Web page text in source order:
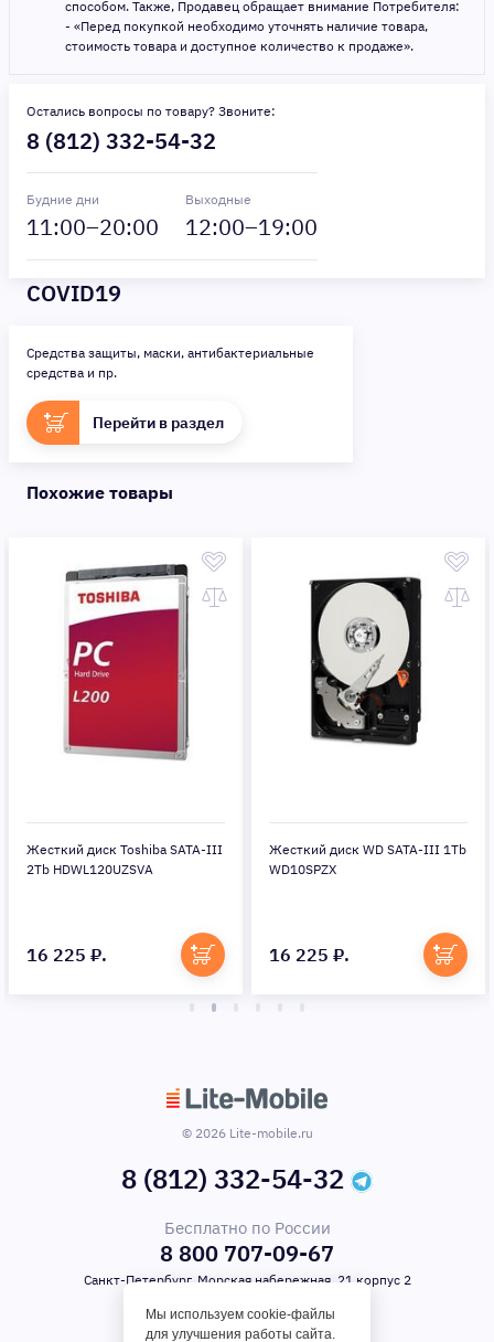
способом. Также, Продавец обращает внимание Потребителя:
- «Перед покупкой необходимо уточнять наличие товара,
стоимость товара и доступное количество к продаже».
Остались вопросы по товару? Звоните:
8 (812) 332-54-32
Будние дни
11:00–20:00
Выходные
12:00–19:00
COVID19
Средства защиты, маски, антибактериальные
средства и пр.
Перейти в раздел
Похожие товары
Жесткий диск Toshiba SATA-III
2Tb HDWL120UZSVA
16 225 ₽.
Жесткий диск WD SATA-III 1Tb
WD10SPZX
16 225 ₽.
© 2026 Lite-mobile.ru
8 (812) 332-54-32
Бесплатно по России
8 800 707-09-67
Санкт-Петербург, Морская набережная, 21 корпус 2
Мы используем cookie-файлы
для улучшения работы сайта.